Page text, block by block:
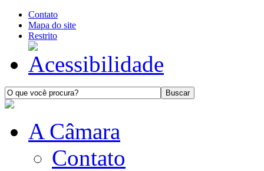
Contato
Mapa do site
Restrito
A Câmara
Contato